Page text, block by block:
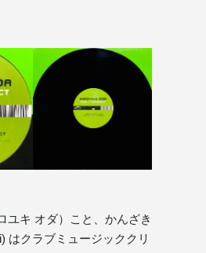
ユキ オダ）こと、かんざき
はクラブミュージッククリ